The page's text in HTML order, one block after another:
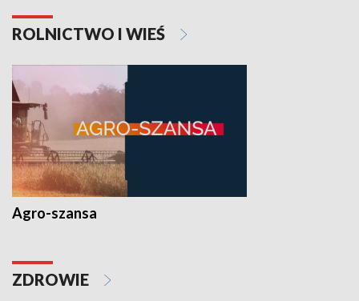
ROLNICTWO I WIEŚ
Agro-szansa
ZDROWIE